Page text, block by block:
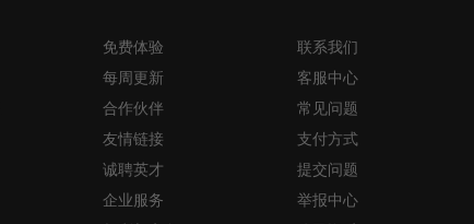
免费体验
每周更新
合作伙伴
友情链接
诚聘英才
企业服务
联系我们
客服中心
常见问题
支付方式
提交问题
举报中心